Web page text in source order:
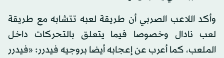
وأكد اللاعب الصربي أن طريقة لعبه تتشابه مع طريقة
لعب نادال وخصوصا فيما يتعلق بالتحركات داخل
الملعب، كما أعرب عن إعجابه أيضا بروجيه فيدرر: «فيدرر